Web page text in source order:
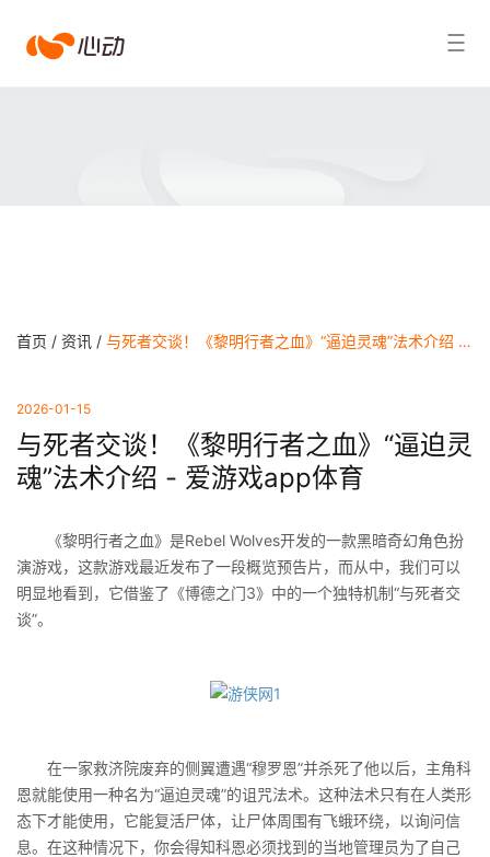
爱搜索结果
首页 / 资讯 / 与死者交谈！《黎明行者之血》“逼迫灵魂”法术介绍 - 爱游戏app体育
2026-01-15
与死者交谈！《黎明行者之血》“逼迫灵
魂”法术介绍 - 爱游戏app体育
《黎明行者之血》是Rebel Wolves开发的一款黑暗奇幻角色扮
演游戏，这款游戏最近发布了一段概览预告片，而从中，我们可以
明显地看到，它借鉴了《博德之门3》中的一个独特机制“与死者交
谈”。
在一家救济院废弃的侧翼遭遇“穆罗恩”并杀死了他以后，主角科
恩就能使用一种名为“逼迫灵魂”的诅咒法术。这种法术只有在人类形
态下才能使用，它能复活尸体，让尸体周围有飞蛾环绕，以询问信
息。在这种情况下，你会得知科恩必须找到的当地管理员为了自己